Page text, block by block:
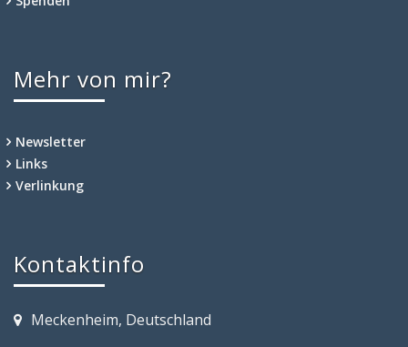
Mehr von mir?
Newsletter
Links
Verlinkung
Kontaktinfo
Meckenheim, Deutschland